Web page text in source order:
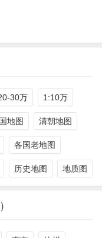
30万 1:10万
地图 清朝地图
各国老地图
历史地图 地质图